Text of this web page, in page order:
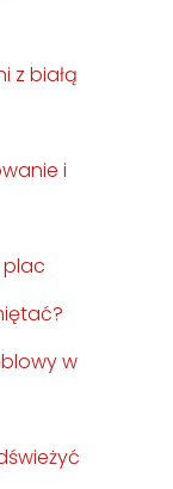
z białą
i
plac
w